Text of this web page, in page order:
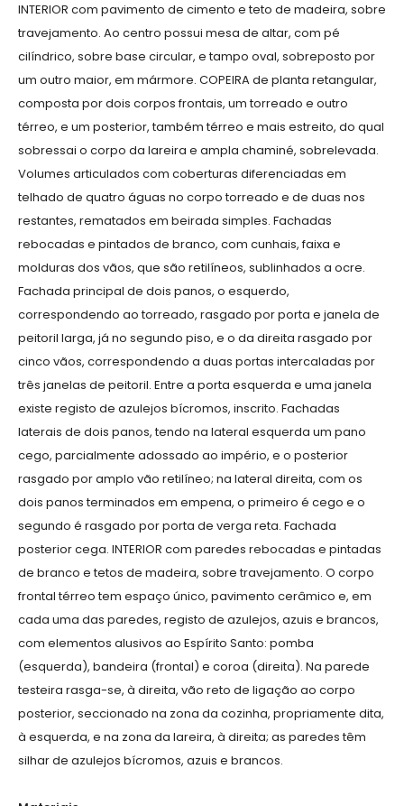
INTERIOR com pavimento de cimento e teto de madeira, sobre
travejamento. Ao centro possui mesa de altar, com pé
cilíndrico, sobre base circular, e tampo oval, sobreposto por
um outro maior, em mármore. COPEIRA de planta retangular,
composta por dois corpos frontais, um torreado e outro
térreo, e um posterior, também térreo e mais estreito, do qual
sobressai o corpo da lareira e ampla chaminé, sobrelevada.
Volumes articulados com coberturas diferenciadas em
telhado de quatro águas no corpo torreado e de duas nos
restantes, rematados em beirada simples. Fachadas
rebocadas e pintados de branco, com cunhais, faixa e
molduras dos vãos, que são retilíneos, sublinhados a ocre.
Fachada principal de dois panos, o esquerdo,
correspondendo ao torreado, rasgado por porta e janela de
peitoril larga, já no segundo piso, e o da direita rasgado por
cinco vãos, correspondendo a duas portas intercaladas por
três janelas de peitoril. Entre a porta esquerda e uma janela
existe registo de azulejos bícromos, inscrito. Fachadas
laterais de dois panos, tendo na lateral esquerda um pano
cego, parcialmente adossado ao império, e o posterior
rasgado por amplo vão retilíneo; na lateral direita, com os
dois panos terminados em empena, o primeiro é cego e o
segundo é rasgado por porta de verga reta. Fachada
posterior cega. INTERIOR com paredes rebocadas e pintadas
de branco e tetos de madeira, sobre travejamento. O corpo
frontal térreo tem espaço único, pavimento cerâmico e, em
cada uma das paredes, registo de azulejos, azuis e brancos,
com elementos alusivos ao Espírito Santo: pomba
(esquerda), bandeira (frontal) e coroa (direita). Na parede
testeira rasga-se, à direita, vão reto de ligação ao corpo
posterior, seccionado na zona da cozinha, propriamente dita,
à esquerda, e na zona da lareira, à direita; as paredes têm
silhar de azulejos bícromos, azuis e brancos.